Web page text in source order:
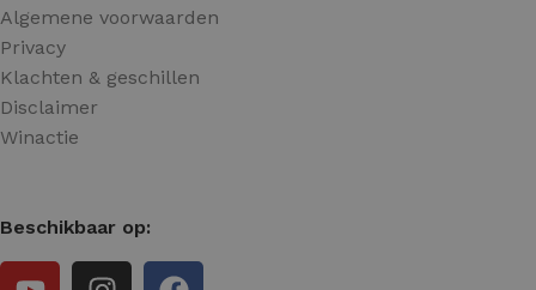
Algemene voorwaarden
Privacy
Klachten & geschillen
Disclaimer
Winactie
Beschikbaar op: